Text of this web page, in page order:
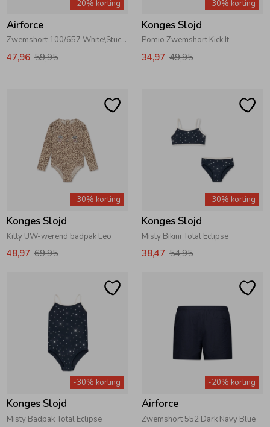
Kledingaccessoires
-20% korting
Airforce
Zwemshort 100/657 White\Stucco
47,96 59,95
-30% korting
Konges Slojd
Pomio Zwemshort Kick It
34,97 49,95
-30% korting
Konges Slojd
Kitty UW-werend badpak Leo
48,97 69,95
-30% korting
Konges Slojd
Misty Bikini Total Eclipse
38,47 54,95
-30% korting
Konges Slojd
Misty Badpak Total Eclipse
-20% korting
Airforce
Zwemshort 552 Dark Navy Blue